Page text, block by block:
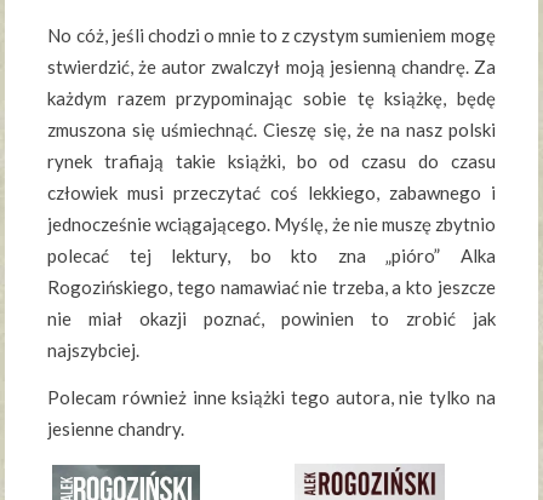
No cóż, jeśli chodzi o mnie to z czystym sumieniem mogę
stwierdzić, że autor zwalczył moją jesienną chandrę. Za
każdym razem przypominając sobie tę książkę, będę
zmuszona się uśmiechnąć. Cieszę się, że na nasz polski
rynek trafiają takie książki, bo od czasu do czasu
człowiek musi przeczytać coś lekkiego, zabawnego i
jednocześnie wciągającego. Myślę, że nie muszę zbytnio
polecać tej lektury, bo kto zna „pióro” Alka
Rogozińskiego, tego namawiać nie trzeba, a kto jeszcze
nie miał okazji poznać, powinien to zrobić jak
najszybciej.
Polecam również inne książki tego autora, nie tylko na
jesienne chandry.